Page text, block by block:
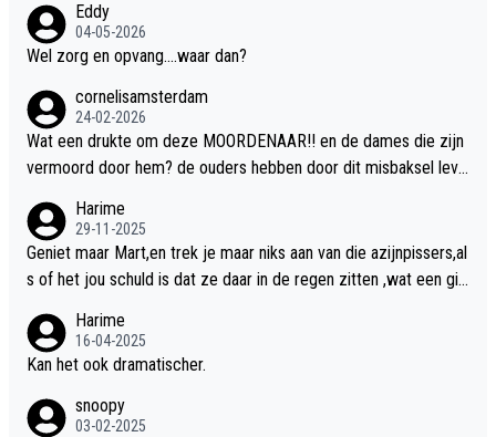
Eddy
04-05-2026
Wel zorg en opvang....waar dan?
cornelisamsterdam
24-02-2026
Wat een drukte om deze MOORDENAAR!! en de dames die zijn
vermoord door hem? de ouders hebben door dit misbaksel leve
t!!
Harime
29-11-2025
Geniet maar Mart,en trek je maar niks aan van die azijnpissers,al
s of het jou schuld is dat ze daar in de regen zitten ,wat een gill
Harime
16-04-2025
Kan het ook dramatischer.
snoopy
03-02-2025